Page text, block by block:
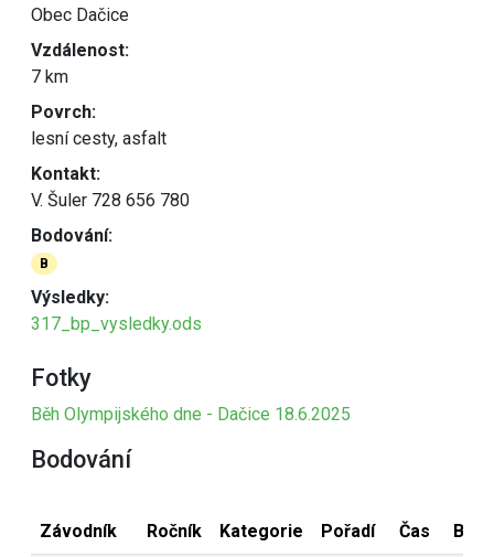
Obec Dačice
Vzdálenost:
7 km
Povrch:
lesní cesty, asfalt
Kontakt:
V. Šuler 728 656 780
Bodování:
B
Výsledky:
317_bp_vysledky.ods
Fotky
Běh Olympijského dne - Dačice 18.6.2025
Bodování
Závodník Ročník Kategorie Pořadí Čas Body